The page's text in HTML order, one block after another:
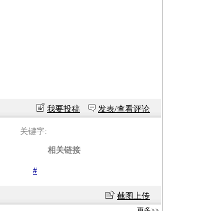
我要投稿 发表/查看评论
关键字:
相关链接
#
截图上传